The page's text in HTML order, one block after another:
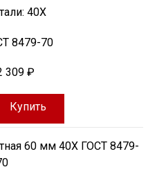
40Х
8479-70
309 ₽
Купить
60 мм 40Х ГОСТ 8479-